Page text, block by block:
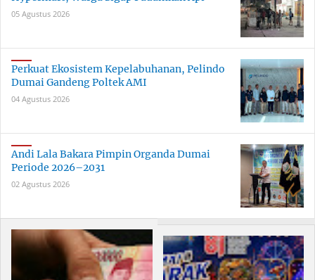
05 Agustus 2026
Perkuat Ekosistem Kepelabuhanan, Pelindo
Dumai Gandeng Poltek AMI
04 Agustus 2026
Andi Lala Bakara Pimpin Organda Dumai
Periode 2026–2031
02 Agustus 2026